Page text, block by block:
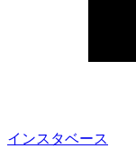
インスタベース